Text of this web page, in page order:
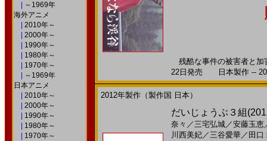
～1969年
海外アニメ
2010年～
2000年～
1990年～
1980年～
1970年～
～1969年
日本アニメ
2010年～
2000年～
1990年～
1980年～
1970年～
残酷な事件の被害者と加
22日発売 日本製作 --
2012年製作（製作国 日本）
だいじょうぶ３組
奈々 ／三宅弘城／安藤玉恵
川西美妃／三谷愛華／ 田口